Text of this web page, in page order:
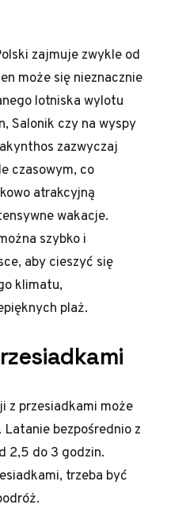
zajmuje zwykle od
może się nieznacznie
lotniska wylotu
Salonik czy na wyspy
zazwyczaj
czasowym, co
atrakcyjną
wakacje.
szybko i
aby cieszyć się
klimatu,
plaż.
z przesiadkami może
bezpośrednio z
2,5 do 3 godzin.
trzeba być